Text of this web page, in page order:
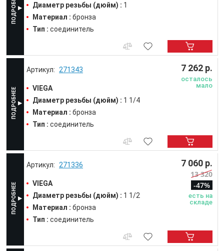
Диаметр резьбы (дюйм) : 1
Материал : бронза
Тип : соединитель
271343
VIEGA
Диаметр резьбы (дюйм) : 1 1/4
Материал : бронза
Тип : соединитель
7 262 р.
осталось
мало
271336
VIEGA
Диаметр резьбы (дюйм) : 1 1/2
Материал : бронза
Тип : соединитель
7 060 р.
13 320
-47%
есть на
складе